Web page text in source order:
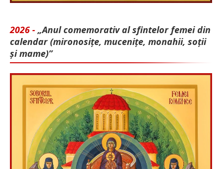
2026 - „Anul comemorativ al sfintelor femei din
calendar (mironosițe, mu­cenițe, monahii, soții
și mame)”